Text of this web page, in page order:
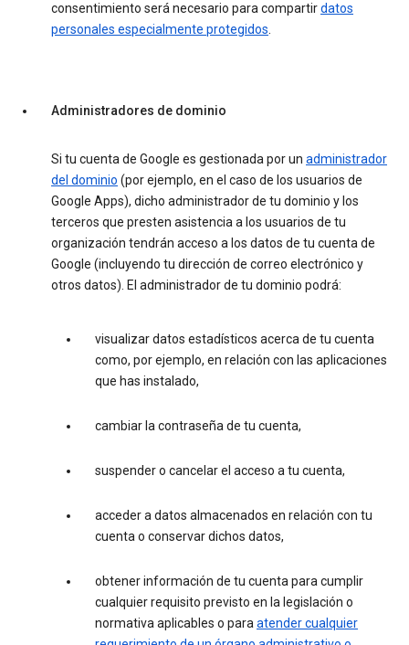
consentimiento será necesario para compartirdatos
personales especialmente protegidos.
Administradores de dominio
Si tu cuenta de Google es gestionada por un administrador
del dominio (por ejemplo, en el caso de los usuarios de
Google Apps), dicho administrador de tu dominio y los
terceros que presten asistencia a los usuarios de tu
organización tendrán acceso a los datos de tu cuenta de
Google (incluyendo tu dirección de correo electrónico y
otros datos). El administrador de tu dominio podrá:
visualizar datos estadísticos acerca de tu cuenta
como, por ejemplo, en relación con las aplicaciones
que has instalado,
cambiar la contraseña de tu cuenta,
suspender o cancelar el acceso a tu cuenta,
acceder a datos almacenados en relación con tu
cuenta o conservar dichos datos,
obtener información de tu cuenta para cumplir
cualquier requisito previsto en la legislación o
normativa aplicables o paraatender cualquier